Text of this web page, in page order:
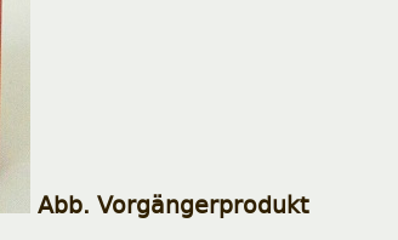
Abb. Vorgängerprodukt